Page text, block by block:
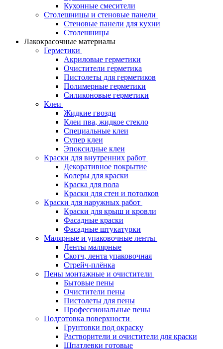
Кухонные смесители
Столешницы и стеновые панели
Стеновые панели для кухни
Столешницы
Лакокрасочные материалы
Герметики
Акриловые герметики
Очистители герметика
Пистолеты для герметиков
Полимерные герметики
Силиконовые герметики
Клеи
Жидкие гвозди
Клеи пва, жидкое стекло
Специальные клеи
Супер клеи
Эпоксидные клеи
Краски для внутренних работ
Декоративное покрытие
Колеры для краски
Краска для пола
Краски для стен и потолков
Краски для наружных работ
Краски для крыш и кровли
Фасадные краски
Фасадные штукатурки
Малярные и упаковочные ленты
Ленты малярные
Скотч, лента упаковочная
Стрейч-плёнка
Пены монтажные и очистители
Бытовые пены
Очистители пены
Пистолеты для пены
Профессиональные пены
Подготовка поверхности
Грунтовки под окраску
Растворители и очистители для краски
Шпатлевки готовые